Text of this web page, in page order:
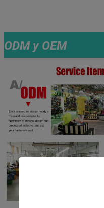
ODM y OEM